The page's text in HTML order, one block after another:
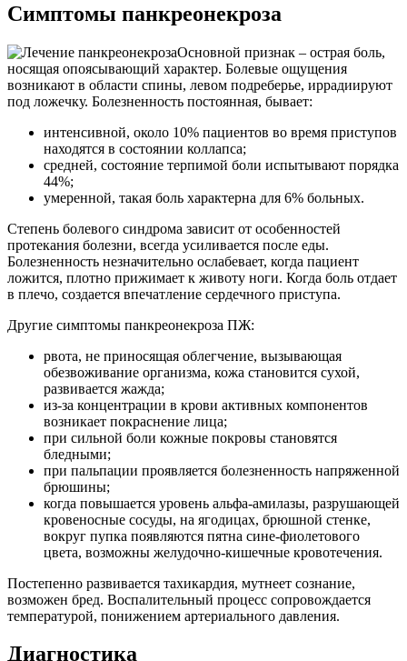
Симптомы панкреонекроза
Основной признак – острая боль,
носящая опоясывающий характер. Болевые ощущения
возникают в области спины, левом подреберье, иррадиируют
под ложечку. Болезненность постоянная, бывает:
интенсивной, около 10% пациентов во время приступов
находятся в состоянии коллапса;
средней, состояние терпимой боли испытывают порядка
44%;
умеренной, такая боль характерна для 6% больных.
Степень болевого синдрома зависит от особенностей
протекания болезни, всегда усиливается после еды.
Болезненность незначительно ослабевает, когда пациент
ложится, плотно прижимает к животу ноги. Когда боль отдает
в плечо, создается впечатление сердечного приступа.
Другие симптомы панкреонекроза ПЖ:
рвота, не приносящая облегчение, вызывающая
обезвоживание организма, кожа становится сухой,
развивается жажда;
из-за концентрации в крови активных компонентов
возникает покраснение лица;
при сильной боли кожные покровы становятся
бледными;
при пальпации проявляется болезненность напряженной
брюшины;
когда повышается уровень альфа-амилазы, разрушающей
кровеносные сосуды, на ягодицах, брюшной стенке,
вокруг пупка появляются пятна сине-фиолетового
цвета, возможны желудочно-кишечные кровотечения.
Постепенно развивается тахикардия, мутнеет сознание,
возможен бред. Воспалительный процесс сопровождается
температурой, понижением артериального давления.
Диагностика